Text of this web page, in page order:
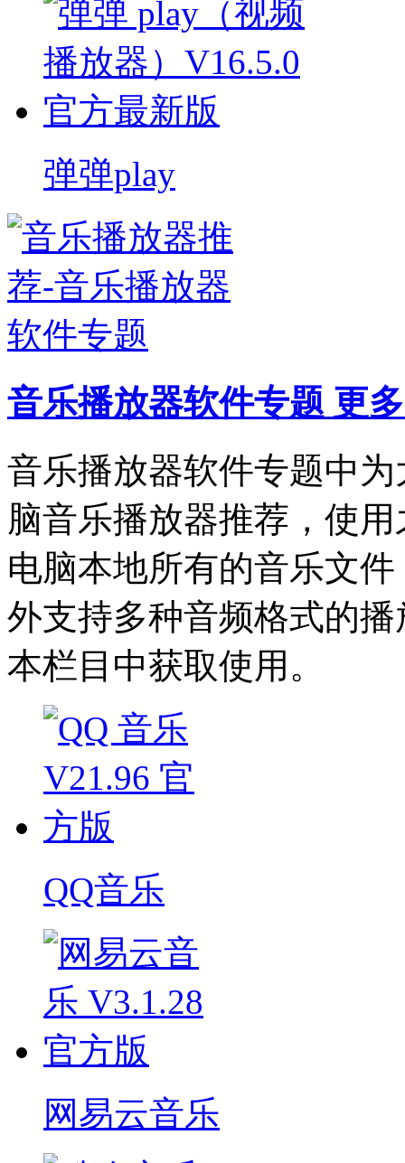
弹弹play
音乐播放器软件专题 更
音乐播放器软件专题中
脑音乐播放器推荐，使
电脑本地所有的音乐文
外支持多种音频格式的
本栏目中获取使用。
QQ音乐
网易云音乐